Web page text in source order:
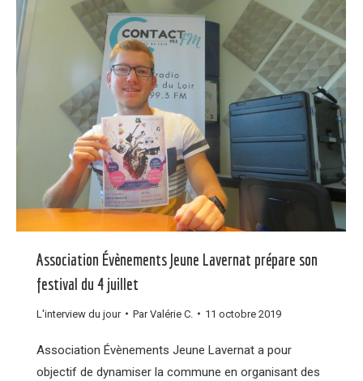
Association Évènements Jeune Lavernat prépare son
festival du 4 juillet
L'interview du jour ParValérie C. 11 octobre 2019
Association Évènements Jeune Lavernat a pour
objectif de dynamiser la commune en organisant des